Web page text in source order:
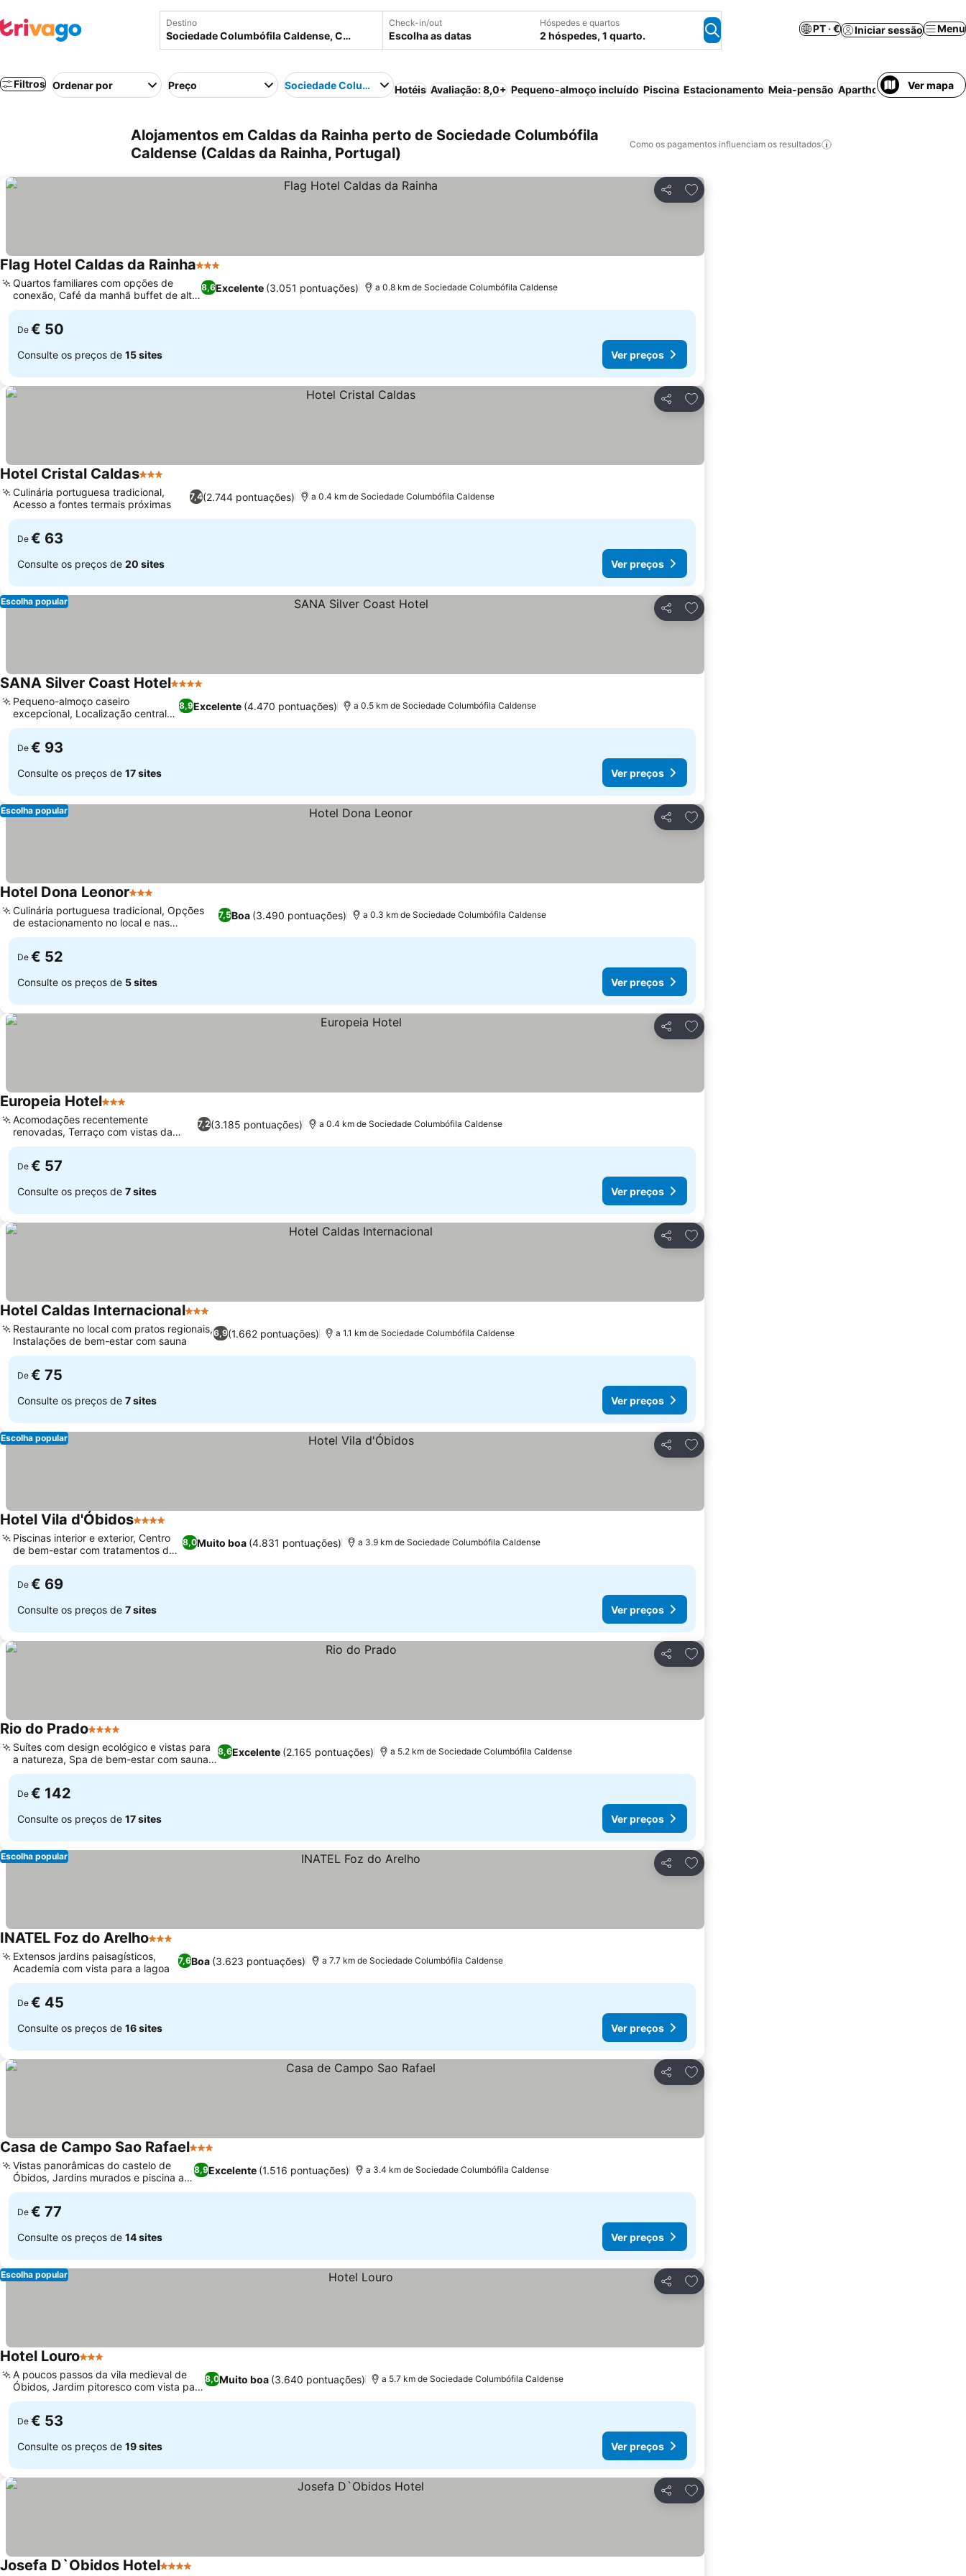
Destino Check-in/out
Escolha as datas
Hóspedes e quartos
2 hóspedes, 1 quarto.
PT · € Iniciar sessão Menu
Filtros Ordenar por Preço Sociedade Columbófila Caldense
Hotéis Avaliação: 8,0+ Pequeno-almoço incluído Piscina Estacionamento Meia-pensão Aparthotel Ver mapa
Alojamentos em Caldas da Rainha perto de Sociedade Columbófila
Caldense (Caldas da Rainha, Portugal)
Como os pagamentos influenciam os resultados
Partilhar
Adicionar aos favoritos
Flag Hotel Caldas da Rainha3 Estrelas
8,6Excelente (3.051 pontuações)
Quartos familiares com opções de
conexão, Café da manhã buffet de alta
qualidade
a 0.8 km de Sociedade Columbófila Caldense
De € 50
Consulte os preços de 15 sites Ver preços
Partilhar
Adicionar aos favoritos
Hotel Cristal Caldas3 Estrelas
7,4(2.744 pontuações)
Culinária portuguesa tradicional,
Acesso a fontes termais próximas
a 0.4 km de Sociedade Columbófila Caldense
De € 63
Consulte os preços de 20 sites Ver preços
Partilhar
Adicionar aos favoritos
Escolha popular
SANA Silver Coast Hotel4 Estrelas
8,9Excelente (4.470 pontuações)
Pequeno-almoço caseiro
excepcional, Localização central
privilegiada
a 0.5 km de Sociedade Columbófila Caldense
De € 93
Consulte os preços de 17 sites Ver preços
Partilhar
Adicionar aos favoritos
Escolha popular
Hotel Dona Leonor3 Estrelas
7,5Boa (3.490 pontuações)
Culinária portuguesa tradicional, Opções
de estacionamento no local e nas
proximidades
a 0.3 km de Sociedade Columbófila Caldense
De € 52
Consulte os preços de 5 sites Ver preços
Partilhar
Adicionar aos favoritos
Europeia Hotel3 Estrelas
7,2(3.185 pontuações)
Acomodações recentemente
renovadas, Terraço com vistas da
cidade
a 0.4 km de Sociedade Columbófila Caldense
De € 57
Consulte os preços de 7 sites Ver preços
Partilhar
Adicionar aos favoritos
Hotel Caldas Internacional3 Estrelas
6,9(1.662 pontuações)
Restaurante no local com pratos regionais,
Instalações de bem-estar com sauna
a 1.1 km de Sociedade Columbófila Caldense
De € 75
Consulte os preços de 7 sites Ver preços
Partilhar
Adicionar aos favoritos
Escolha popular
Hotel Vila d'Óbidos4 Estrelas
8,0Muito boa (4.831 pontuações)
Piscinas interior e exterior, Centro
de bem-estar com tratamentos de
spa
a 3.9 km de Sociedade Columbófila Caldense
De € 69
Consulte os preços de 7 sites Ver preços
Partilhar
Adicionar aos favoritos
Rio do Prado4 Estrelas
8,6Excelente (2.165 pontuações)
Suítes com design ecológico e vistas para
a natureza, Spa de bem-estar com sauna e
hammam
a 5.2 km de Sociedade Columbófila Caldense
De € 142
Consulte os preços de 17 sites Ver preços
Partilhar
Adicionar aos favoritos
Escolha popular
INATEL Foz do Arelho3 Estrelas
7,6Boa (3.623 pontuações)
Extensos jardins paisagísticos,
Academia com vista para a lagoa
a 7.7 km de Sociedade Columbófila Caldense
De € 45
Consulte os preços de 16 sites Ver preços
Partilhar
Adicionar aos favoritos
Casa de Campo Sao Rafael3 Estrelas
8,9Excelente (1.516 pontuações)
Vistas panorâmicas do castelo de
Óbidos, Jardins murados e piscina ao
ar livre
a 3.4 km de Sociedade Columbófila Caldense
De € 77
Consulte os preços de 14 sites Ver preços
Partilhar
Adicionar aos favoritos
Escolha popular
Hotel Louro3 Estrelas
8,0Muito boa (3.640 pontuações)
A poucos passos da vila medieval de
Óbidos, Jardim pitoresco com vista para
o castelo
a 5.7 km de Sociedade Columbófila Caldense
De € 53
Consulte os preços de 19 sites Ver preços
Partilhar
Adicionar aos favoritos
Josefa D`Obidos Hotel4 Estrelas